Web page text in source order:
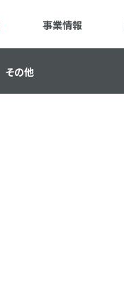
事業情報
その他